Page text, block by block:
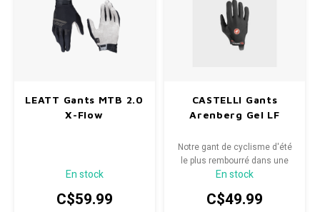
prolongées de saisie du
guidon
LEATT Gants MTB 2.0
X-Flow
En stock
C$59.99
CASTELLI Gants
Arenberg Gel LF
Notre gant de cyclisme d'été
le plus rembourré dans une
version à doigts longs, idéal
Mountain ou Route par temps
En stock
C$49.99